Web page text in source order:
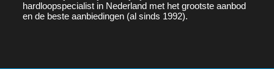
hardloopspecialist in Nederland met het grootste aanbod
en de beste aanbiedingen (al sinds 1992).